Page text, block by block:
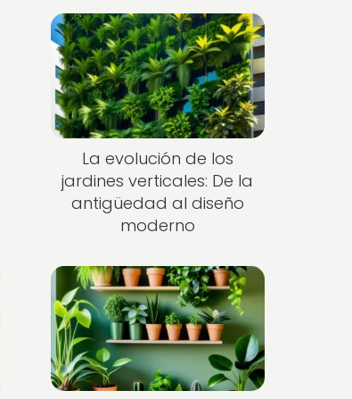
La evolución de los
jardines verticales: De la
antigüedad al diseño
moderno